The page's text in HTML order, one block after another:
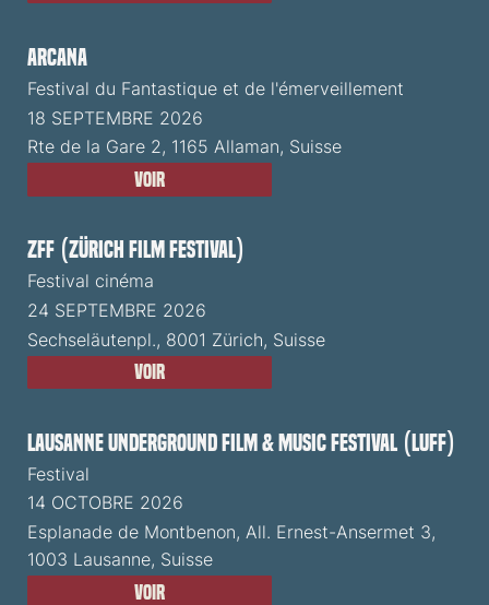
ARCANA
Festival du Fantastique et de l'émerveillement
18 SEPTEMBRE 2026
Rte de la Gare 2, 1165 Allaman, Suisse
Voir
ZFF (Zürich Film Festival)
Festival cinéma
24 SEPTEMBRE 2026
Sechseläutenpl., 8001 Zürich, Suisse
Voir
Lausanne Underground Film & Music Festival (LUFF)
Festival
14 OCTOBRE 2026
Esplanade de Montbenon, All. Ernest-Ansermet 3,
1003 Lausanne, Suisse
Voir